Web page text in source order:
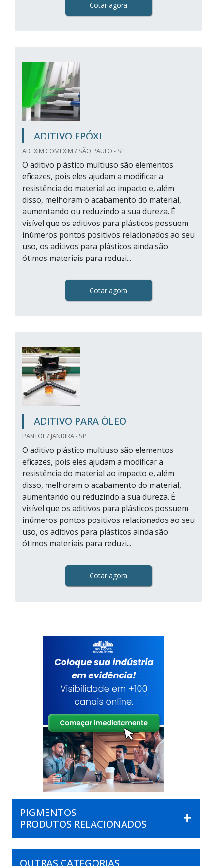
Cotar agora
ADITIVO EPÓXI
ADEXIM COMEXIM / SÃO PAULO - SP
O aditivo plástico multiuso são elementos
eficazes, pois eles ajudam a modificar a
resistência do material ao impacto e, além
disso, melhoram o acabamento do material,
aumentando ou reduzindo a sua dureza. É
visível que os aditivos para plásticos possuem
inúmeros pontos positivos relacionados ao seu
uso, os aditivos para plásticos ainda são
ótimos materiais para reduzi...
Cotar agora
ADITIVO PARA ÓLEO
PANTOL / JANDIRA - SP
O aditivo plástico multiuso são elementos
eficazes, pois eles ajudam a modificar a
resistência do material ao impacto e, além
disso, melhoram o acabamento do material,
aumentando ou reduzindo a sua dureza. É
visível que os aditivos para plásticos possuem
inúmeros pontos positivos relacionados ao seu
uso, os aditivos para plásticos ainda são
ótimos materiais para reduzi...
Cotar agora
PIGMENTOS
PRODUTOS RELACIONADOS
OUTRAS CATEGORIAS